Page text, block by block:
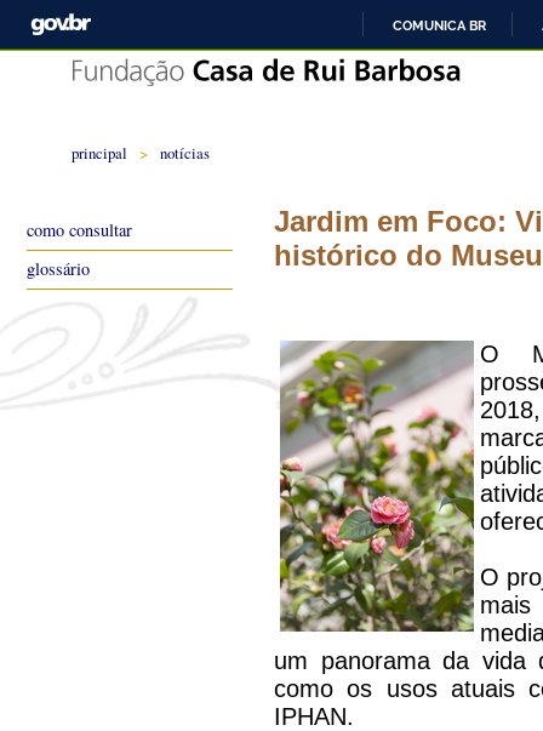
COMUNICA BR
principal > notícias
Jardim em Foco:
histórico do
O
O
um panorama da vida
como os usos atuais
IPHAN.
como consultar
glossário